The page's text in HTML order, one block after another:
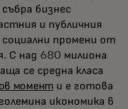
бизнес
и публичния
промени от
С над 680 милиона
се средна класа
моменти е готова
икономика в